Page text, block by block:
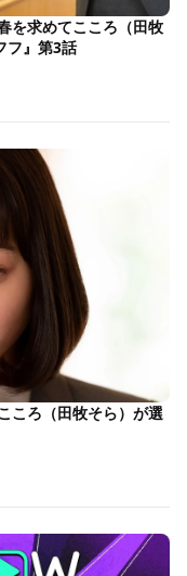
を求めてこころ（田牧
フ』第3話
ころ（田牧そら）が選